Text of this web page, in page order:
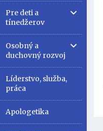
Pre deti a
tínedžerov
Osobný a
duchovný rozvoj
Líderstvo, služba,
práca
Apologetika